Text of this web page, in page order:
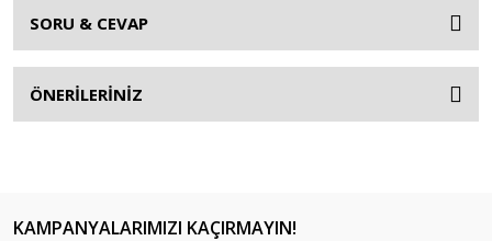
SORU & CEVAP
ÖNERİLERİNİZ
KAMPANYALARIMIZI KAÇIRMAYIN!